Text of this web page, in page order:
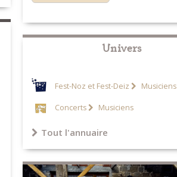
Univers
Fest-Noz et Fest-Deiz Musiciens
Concerts Musiciens
Tout l'annuaire